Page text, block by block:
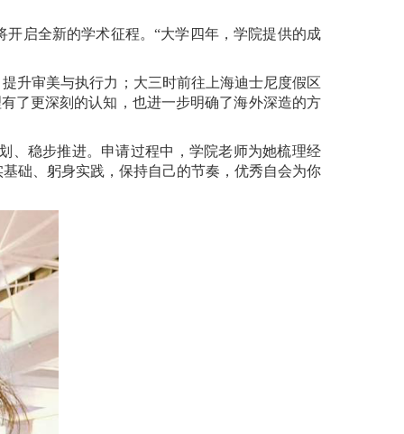
启全新的学术征程。“大学四年，学院提供的成
升审美与执行力；大三时前往上海迪士尼度假区
了更深刻的认知，也进一步明确了海外深造的方
、稳步推进。申请过程中，学院老师为她梳理经
础、躬身实践，保持自己的节奏，优秀自会为你